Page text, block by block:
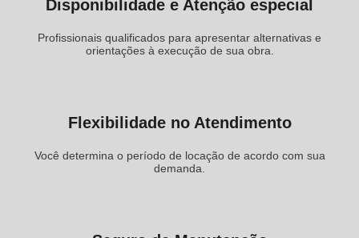
Disponibilidade e Atenção especial
Profissionais qualificados para apresentar alternativas e
orientações à execução de sua obra.
Flexibilidade no Atendimento
Você determina o período de locação de acordo com sua
demanda.